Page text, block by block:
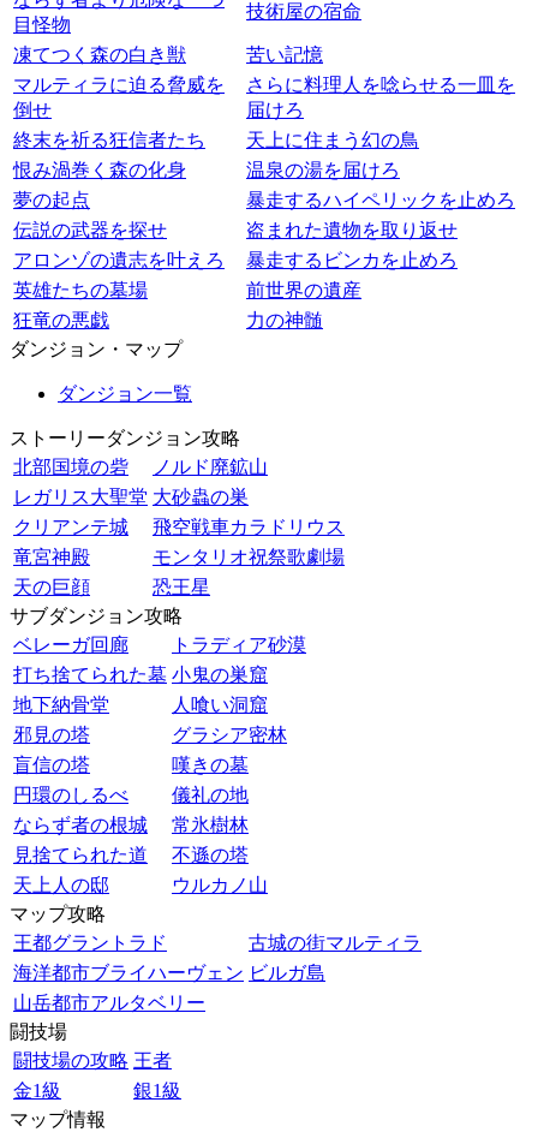
目怪物
技術屋の宿命
凍てつく森の白き獣
苦い記憶
マルティラに迫る脅威を
倒せ
さらに料理人を唸らせる一皿を
届けろ
終末を祈る狂信者たち
天上に住まう幻の鳥
恨み渦巻く森の化身
温泉の湯を届けろ
夢の起点
暴走するハイペリックを止めろ
伝説の武器を探せ
盗まれた遺物を取り返せ
アロンゾの遺志を叶えろ
暴走するビンカを止めろ
英雄たちの墓場
前世界の遺産
狂竜の悪戯
力の神髄
ダンジョン・マップ
ダンジョン一覧
ストーリーダンジョン攻略
北部国境の砦
ノルド廃鉱山
レガリス大聖堂 大砂蟲の巣
クリアンテ城
飛空戦車カラドリウス
竜宮神殿
モンタリオ祝祭歌劇場
天の巨顔
恐王星
サブダンジョン攻略
ベレーガ回廊
トラディア砂漠
打ち捨てられた墓 小鬼の巣窟
地下納骨堂
人喰い洞窟
邪見の塔
グラシア密林
盲信の塔
嘆きの墓
円環のしるべ
儀礼の地
ならず者の根城
常氷樹林
見捨てられた道
不遜の塔
天上人の邸
ウルカノ山
マップ攻略
王都グラントラド
古城の街マルティラ
海洋都市ブライハーヴェン ビルガ島
山岳都市アルタベリー
闘技場
闘技場の攻略 王者
金1級
銀1級
マップ情報